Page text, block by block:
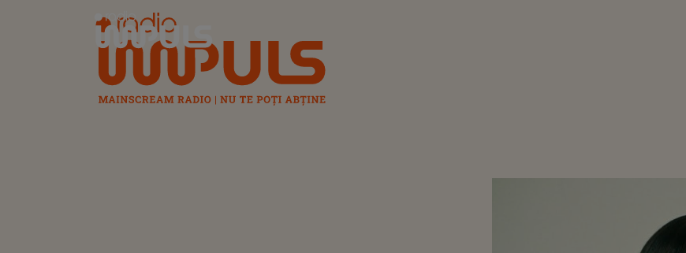
Radio Impuls